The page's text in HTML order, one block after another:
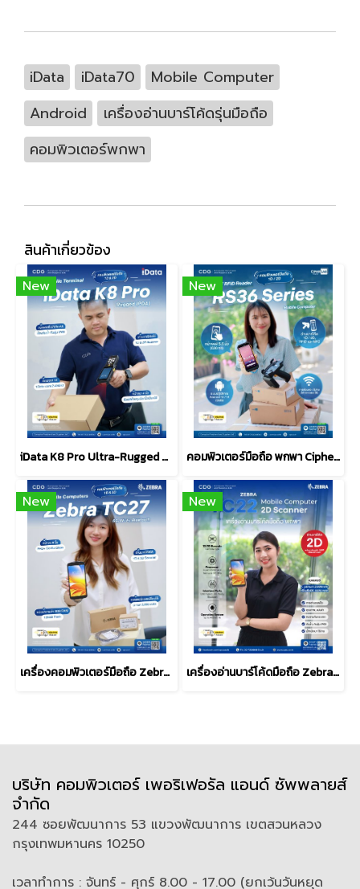
iData iData70
Mobile Computer
Android
เครื่องอ่านบาร์โค้ดรุ่นมือถือ
คอมพิวเตอร์พกพา
สินค้าเกี่ยวข้อง
New
iData K8 Pro Ultra-Rugged Android Mobile Computer (PDA)
New
คอมพิวเตอร์มือถือ พกพา Cipherlab RS36 Touch Mobile Computer
New
เครื่องคอมพิวเตอร์มือถือ Zebra TC27 Mobile Computer 5G
New
เครื่องอ่านบาร์โค้ดมือถือ Zebra TC22 Mobile Computers
บริษัท คอมพิวเตอร์ เพอริเฟอรัล แอนด์ ซัพพลายส์
จำกัด
244 ซอยพัฒนาการ 53 แขวงพัฒนาการ เขตสวนหลวง
กรุงเทพมหานคร 10250
เวลาทำการ : จันทร์ - ศุกร์ 8.00 - 17.00 (ยกเว้นวันหยุด